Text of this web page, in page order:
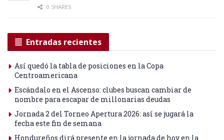
0 SHARES
Entradas recientes
Así quedó la tabla de posiciones en la Copa
Centroamericana
Escándalo en el Ascenso: clubes buscan cambiar de
nombre para escapar de millonarias deudas
Jornada 2 del Torneo Apertura 2026: así se jugará la
fecha este fin de semana
Hondureños dirá presente en la jornada de hoy en la